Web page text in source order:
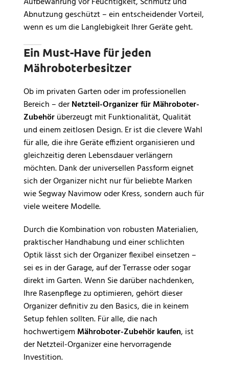
Abnutzung geschützt – ein entscheidender Vorteil,
wenn es um die Langlebigkeit Ihrer Geräte geht.
Ein Must-Have für jeden
Mähroboterbesitzer
Ob im privaten Garten oder im professionellen
Bereich – derNetzteil-Organizer für Mähroboter-
Zubehörüberzeugt mit Funktionalität, Qualität
und einem zeitlosen Design. Er ist die clevere Wahl
für alle, die ihre Geräte effizient organisieren und
gleichzeitig deren Lebensdauer verlängern
möchten. Dank der universellen Passform eignet
sich der Organizer nicht nur für beliebte Marken
wie Segway Navimow oder Kress, sondern auch für
viele weitere Modelle.
Durch die Kombination von robusten Materialien,
praktischer Handhabung und einer schlichten
Optik lässt sich der Organizer flexibel einsetzen –
sei es in der Garage, auf der Terrasse oder sogar
direkt im Garten. Wenn Sie darüber nachdenken,
Ihre Rasenpflege zu optimieren, gehört dieser
Organizer definitiv zu den Basics, die in keinem
Setup fehlen sollten. Für alle, die nach
hochwertigem Mähroboter-Zubehör kaufen, ist
der Netzteil-Organizer eine hervorragende
Investition.